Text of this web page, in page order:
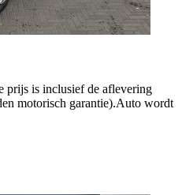
prijs is inclusief de aflevering
motorisch garantie).Auto wordt